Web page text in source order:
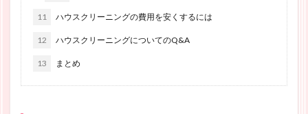
11 ハウスクリーニングの費用を安くするには
12 ハウスクリーニングについてのQ&A
13 まとめ